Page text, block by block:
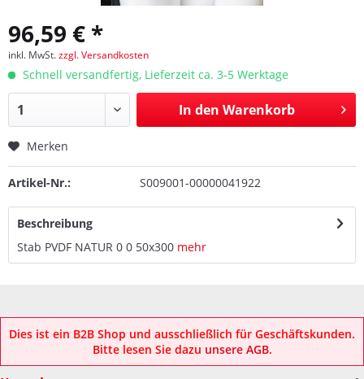
96,59 € *
inkl. MwSt.zzgl. Versandkosten
Schnell versandfertig, Lieferzeit ca. 3-5 Werktage
In den Warenkorb
Merken
Artikel-Nr.: S009001-00000041922
Beschreibung
Stab PVDF NATUR 0 0 50x300 mehr
Dies ist ein B2B Shop und ausschließlich für Geschäftskunden.
Bitte lesen Sie dazu unsere AGB.